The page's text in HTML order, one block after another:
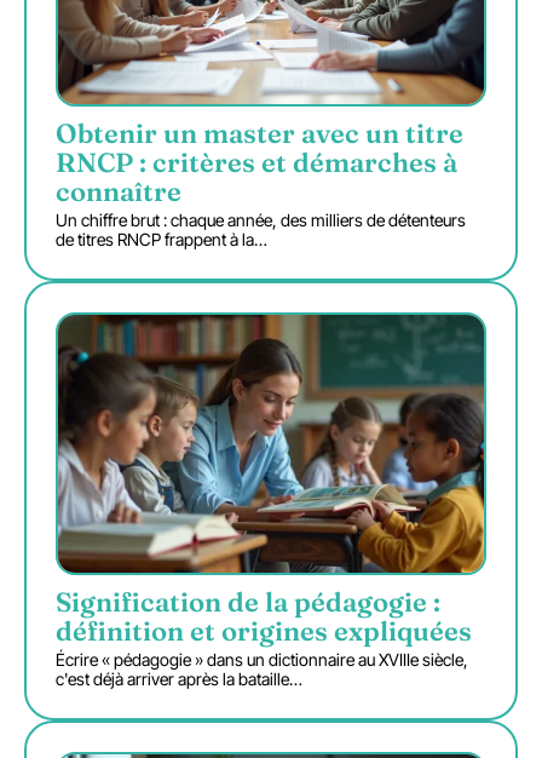
Obtenir un master avec un titre
RNCP : critères et démarches à
connaître
Un chiffre brut : chaque année, des milliers de détenteurs
de titres RNCP frappent à la…
Signification de la pédagogie :
définition et origines expliquées
Écrire « pédagogie » dans un dictionnaire au XVIIIe siècle,
c'est déjà arriver après la bataille…